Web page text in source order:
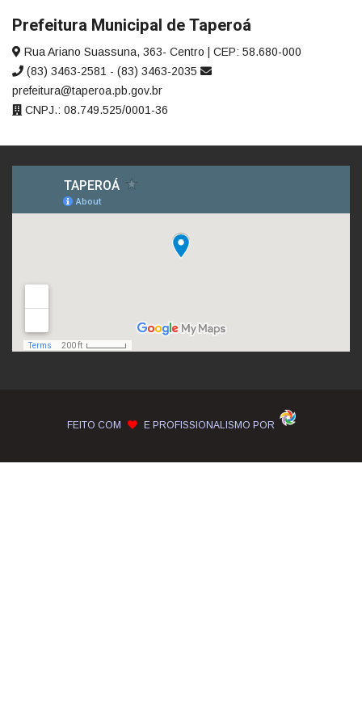
Prefeitura Municipal de Taperoá
Rua Ariano Suassuna, 363- Centro | CEP: 58.680-000
(83) 3463-2581 - (83) 3463-2035
prefeitura@taperoa.pb.gov.br
CNPJ.: 08.749.525/0001-36
FEITO COM E PROFISSIONALISMO POR